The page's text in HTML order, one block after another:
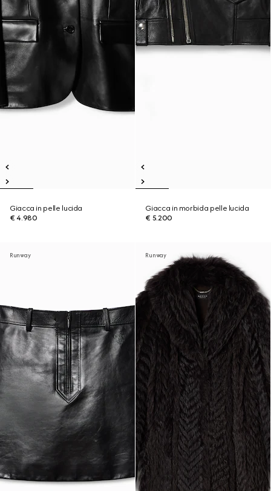
Giacca in pelle lucida
€ 4.980
Giacca in morbida pelle lucida
€ 5.200
Runway Runway